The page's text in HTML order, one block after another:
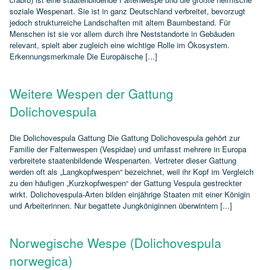
soziale Wespenart. Sie ist in ganz Deutschland verbreitet, bevorzugt
jedoch strukturreiche Landschaften mit altem Baumbestand. Für
Menschen ist sie vor allem durch ihre Neststandorte in Gebäuden
relevant, spielt aber zugleich eine wichtige Rolle im Ökosystem.
Erkennungsmerkmale Die Europäische [...]
Weitere Wespen der Gattung
Dolichovespula
Die Dolichovespula Gattung Die Gattung Dolichovespula gehört zur
Familie der Faltenwespen (Vespidae) und umfasst mehrere in Europa
verbreitete staatenbildende Wespenarten. Vertreter dieser Gattung
werden oft als „Langkopfwespen“ bezeichnet, weil ihr Kopf im Vergleich
zu den häufigen „Kurzkopfwespen“ der Gattung Vespula gestreckter
wirkt. Dolichovespula‑Arten bilden einjährige Staaten mit einer Königin
und Arbeiterinnen. Nur begattete Jungköniginnen überwintern [...]
Norwegische Wespe (Dolichovespula
norwegica)